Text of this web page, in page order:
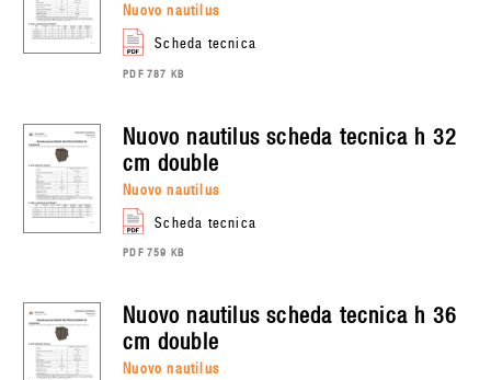
nuovo nautilus
scheda tecnica
PDF 787 KB
nuovo nautilusscheda tecnica h 32
cm double
nuovo nautilus
scheda tecnica
PDF 759 KB
nuovo nautilusscheda tecnica h 36
cm double
nuovo nautilus